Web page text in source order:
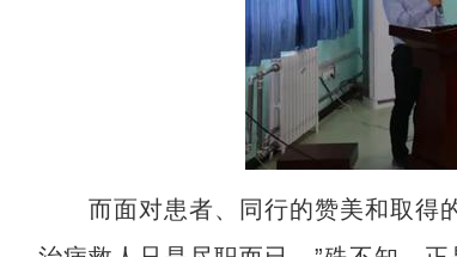
而面对患者、同行的赞美和取得的